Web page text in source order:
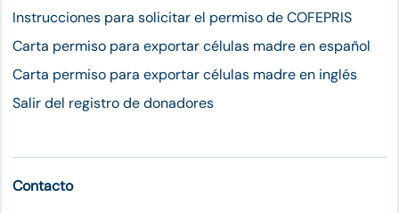
Instrucciones para solicitar el permiso de COFEPRIS
Carta permiso para exportar células madre en español
Carta permiso para exportar células madre en inglés
Salir del registro de donadores
Contacto